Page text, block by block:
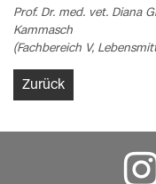
Prof. Dr. med. vet. Diana
Kammasch
(Fachbereich V,
Zurück